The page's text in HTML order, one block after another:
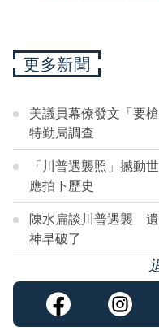
更多新聞
美議員幕僚發文「要
特勤局調查
「川普遇襲照」撼
應拍下歷史
陳水扁談川普遇襲
神早破了